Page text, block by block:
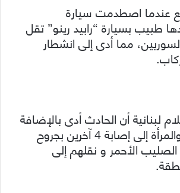
عندما اصطدمت سيارة
طبيب بسيارة “رابيد رينو” تقل
مما أدى إلى انشطار
لبنانية أن الحادث أدى بالإضافة
إلى وفاة الطفل والمرأة إلى إصابة 4 آخرين بجروح
الأحمر و نقلهم إلى